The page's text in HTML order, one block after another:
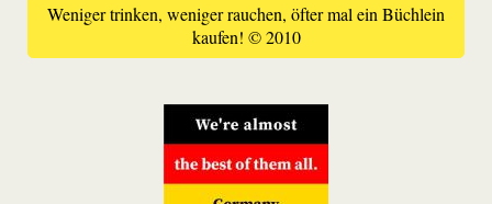
Weniger trinken, weniger rauchen, öfter mal ein Büchlein
kaufen! © 2010